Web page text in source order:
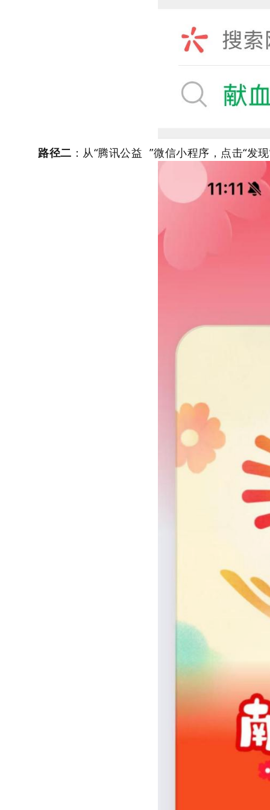
路径二 ：从“腾讯公益 ”微信小程序，点击“发